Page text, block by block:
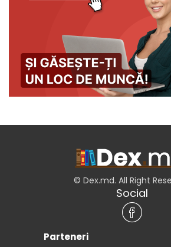
© Dex.md. All Right
Social
Parteneri